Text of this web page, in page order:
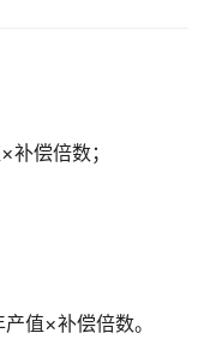
偿倍数；
值×补偿倍数。